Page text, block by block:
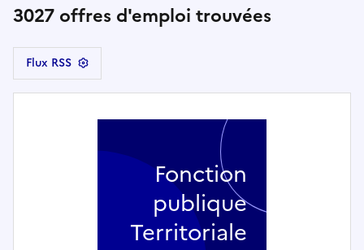
3027 offres d'emploi trouvées
Flux RSS
Fonction
publique
Territoriale